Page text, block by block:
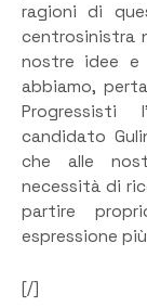
ragioni di
centrosinistra
nostre idee e
abbiamo,
Progressisti
candidato
che alle
necessità di
partire
espressione
[/]